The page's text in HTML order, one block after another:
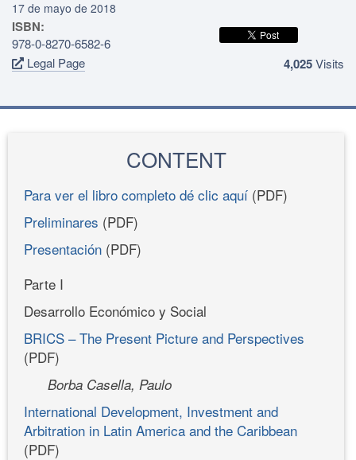
17 de mayo de 2018
ISBN:
978-0-8270-6582-6
Legal Page
4,025Visits
CONTENT
Para ver el libro completo dé clic aquí (PDF)
Preliminares (PDF)
Presentación (PDF)
Parte I
Desarrollo Económico y Social
BRICS – The Present Picture and Perspectives
(PDF)
Borba Casella, Paulo
International Development, Investment and
Arbitration in Latin America and the Caribbean
(PDF)